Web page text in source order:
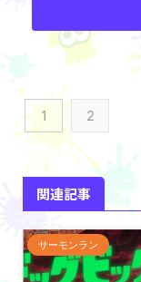
1 2
関連記事
サーモンラン